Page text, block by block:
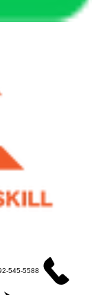
545-5588